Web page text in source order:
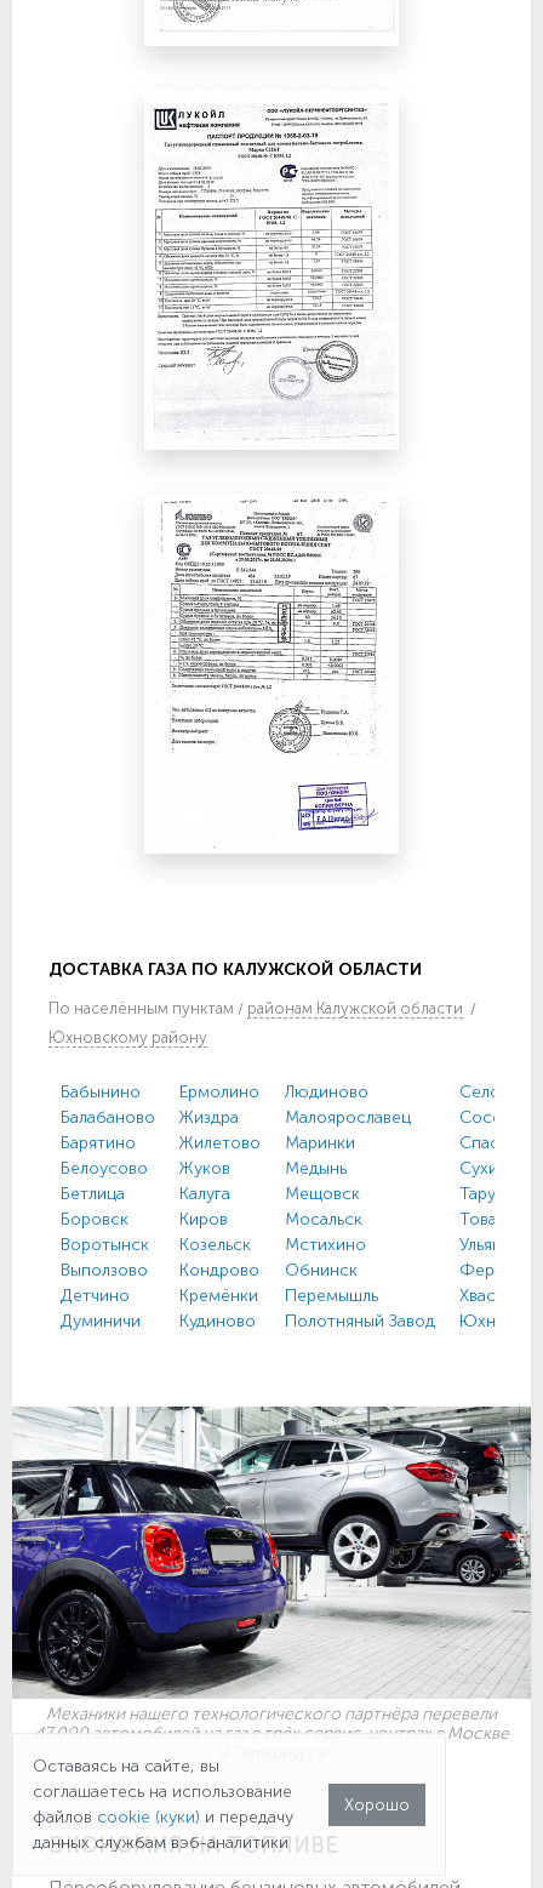
ДОСТАВКА ГАЗА ПО КАЛУЖСКОЙ ОБЛАСТИ
По населённым пунктам / районам Калужской области /
Юхновскому району
Бабынино
Балабаново
Барятино
Белоусово
Бетлица
Боровск
Воротынск
Выползово
Детчино
Думиничи
Ермолино
Жиздра
Жилетово
Жуков
Калуга
Киров
Козельск
Кондрово
Кремёнки
Кудиново
Людиново
Малоярославец
Маринки
Медынь
Мещовск
Мосальск
Мстихино
Обнинск
Перемышль
Полотняный Завод
Село
Спас-
Сухиничи
Таруса
Ульяново
Юхнов
Механики нашего технологического партнёра перевели
47 000 автомобилей на газ в трёх сервис-центрах в Москве
ПЕРЕВОД АВТО НА ГАЗ
ЭКОНОМИЯ НА ТОПЛИВЕ
Оставаясь на сайте, вы
соглашаетесь на использование
файлов cookie (куки) и передачу
данных службам вэб-аналитики
Хорошо